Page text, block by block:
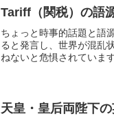
Tariff（関税）の語
ちょっと時事的話題と語
ると発言し、世界が混乱
ねないと危惧されていま
天皇・皇后両陛下